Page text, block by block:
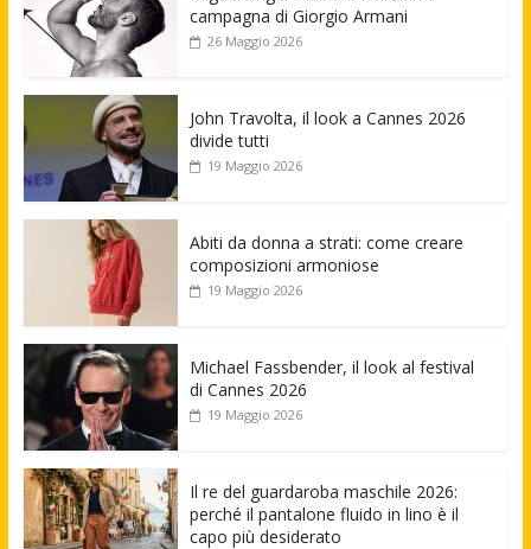
campagna di Giorgio Armani
26 Maggio 2026
John Travolta, il look a Cannes 2026
divide tutti
19 Maggio 2026
Abiti da donna a strati: come creare
composizioni armoniose
19 Maggio 2026
Michael Fassbender, il look al festival
di Cannes 2026
19 Maggio 2026
Il re del guardaroba maschile 2026:
perché il pantalone fluido in lino è il
capo più desiderato